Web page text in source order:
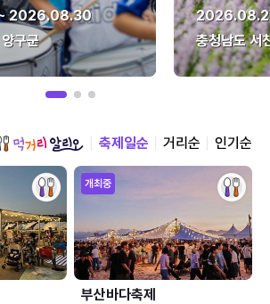
2026.08.30
구군
충청남도 서
축제일순 거리순 인기순
개최중
부산바다축제